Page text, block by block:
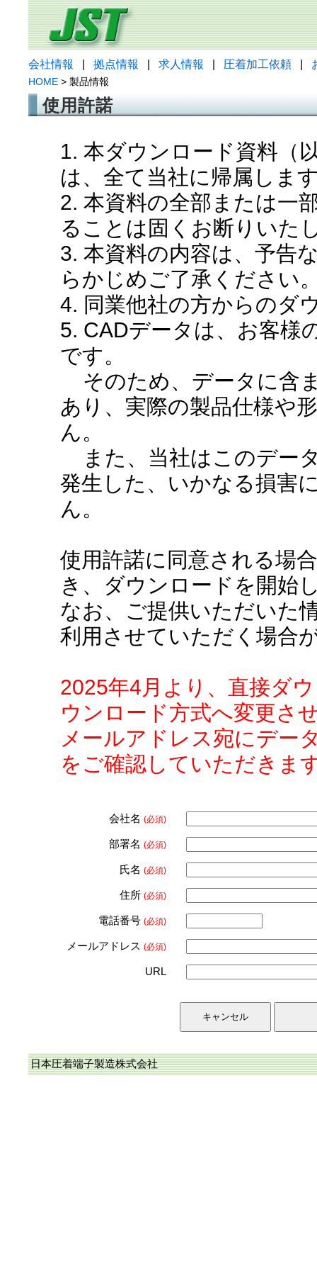
会社情報 拠点情報 求人情報 圧着加工依頼
HOME > 製品情報
使用許諾
1. 本ダウンロード資料（
は、全て当社に帰属しま
2. 本資料の全部または一
ることは固くお断りいた
3. 本資料の内容は、予告
らかじめご了承ください
4. 同業他社の方からのダ
5. CADデータは、お客様
です。
そのため、データに含
あり、実際の製品仕様や
ん。
また、当社はこのデー
発生した、いかなる損害
ん。
使用許諾に同意される場
き、ダウンロードを開始
なお、ご提供いただいた
利用させていただく場合
2025年4月より、直接ダ
ウンロード方式へ変更さ
メールアドレス宛にデー
をご確認していただきま
会社名 (必須)
部署名 (必須)
氏名 (必須)
住所 (必須)
電話番号 (必須)
メールアドレス (必須)
URL
日本圧着端子製造株式会社